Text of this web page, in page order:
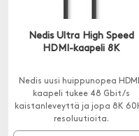
Nedis Ultra High Speed
HDMI-kaapeli 8K
Nedis uusi huippunopea
kaapeli tukee 48 Gbit/s
kaistanleveyttä ja jopa 8K
resoluutioita.